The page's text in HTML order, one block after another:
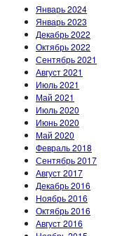
Январь 2024
Январь 2023
Декабрь 2022
Октябрь 2022
Сентябрь 2021
Август 2021
Июль 2021
Май 2021
Июль 2020
Июнь 2020
Май 2020
Февраль 2018
Сентябрь 2017
Август 2017
Декабрь 2016
Ноябрь 2016
Октябрь 2016
Август 2016